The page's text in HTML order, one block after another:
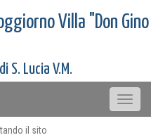
Villa "Don Gino
S. Lucia V.M.
Toggle
il sito